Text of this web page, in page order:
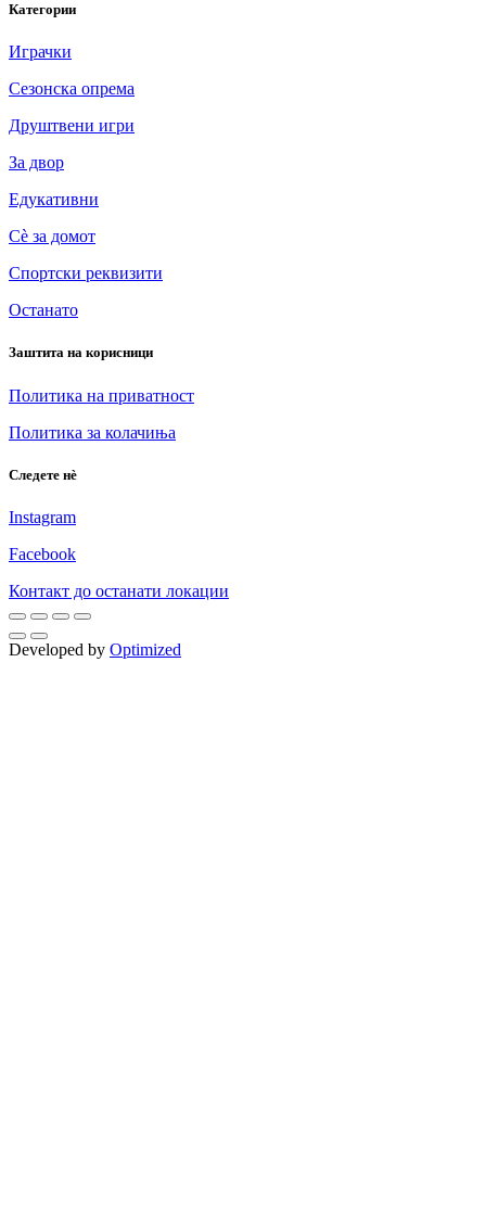
Категории
Играчки
Сезонска опрема
Друштвени игри
За двор
Едукативни
Сè за домот
Спортски реквизити
Останато
Заштита на корисници
Политика на приватност
Политика за колачиња
Следете нè
Instagram
Facebook
Контакт до останати локации
Developed by Optimized